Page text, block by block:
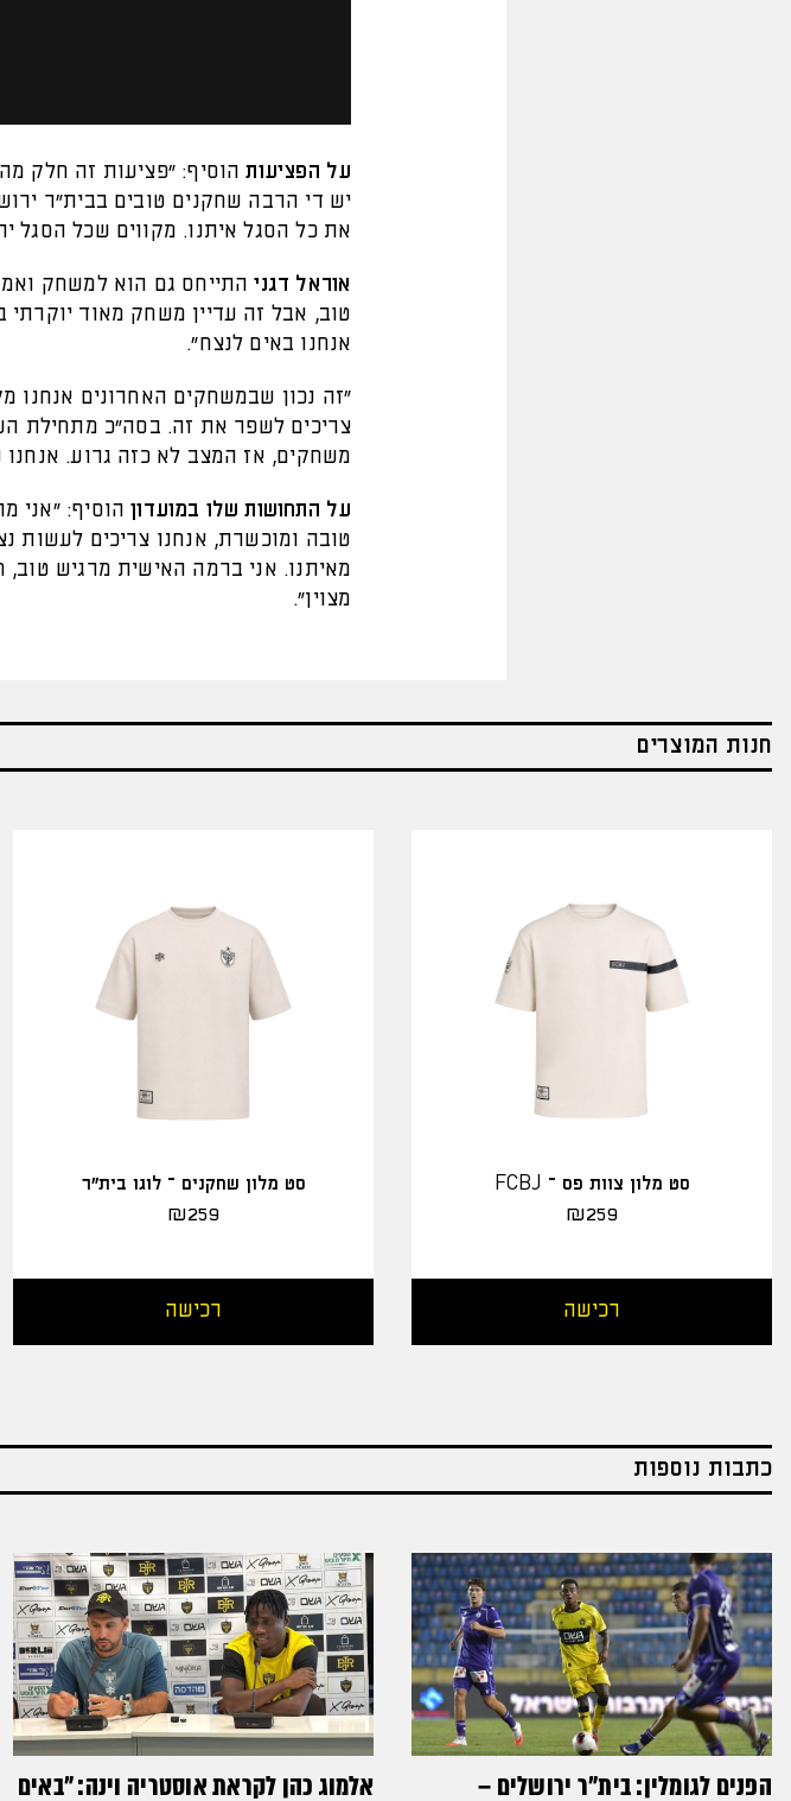
על הפציעותהוסיף: "פציעות זה חלק
יש די הרבה שחקנים טובים בבית"ר
את כל הסגל איתנו. מקווים שכל הסגל
אוראל דגניהתייחס גם הוא למשחק
טוב, אבל זה עדיין משחק מאוד יוקרתי
אנחנו באים לנצח".
"זה נכון שבמשחקים האחרונים אנחנו
צריכים לשפר את זה. בסה"כ מתחילת
משחקים, אז המצב לא כזה גרוע. אנחנו
על התחושות שלו במועדוןהוסיף: "אני
טובה ומוכשרת, אנחנו צריכים לעשות
מאיתנו. אני ברמה האישית מרגיש
מצוין".
חנות המוצרים
סט מלון צוות פס – FCBJ
₪259
רכישה
סט מלון שחקנים – לוגו בית"ר
₪259
רכישה
כתבות נוספות
הפנים לגומלין: בית״ר ירושלים – אלמוג כהן לקראת אוסטריה וינה: ״באים